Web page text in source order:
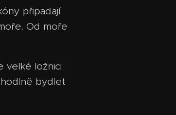
připadají
Od moře
velké ložnici
bydlet